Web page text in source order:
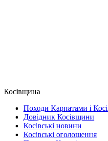
Косівщина
Походи Карпатами і
Довідник Косівщини
Косівські новини
Косівські оголошення